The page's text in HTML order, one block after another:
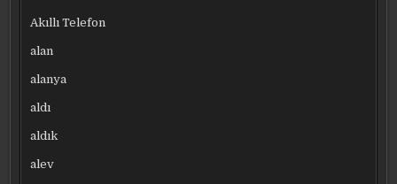
Akıllı Telefon
alan
alanya
aldı
aldık
alev